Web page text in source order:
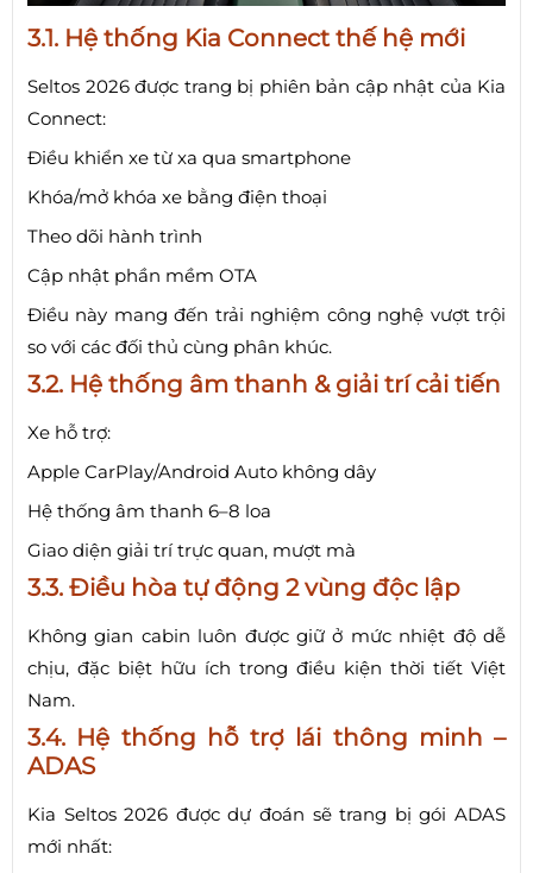
3.1. Hệ thống Kia Connect thế hệ mới
Seltos 2026 được trang bị phiên bản cập nhật của Kia
Connect:
Điều khiển xe từ xa qua smartphone
Khóa/mở khóa xe bằng điện thoại
Theo dõi hành trình
Cập nhật phần mềm OTA
Điều này mang đến trải nghiệm công nghệ vượt trội
so với các đối thủ cùng phân khúc.
3.2. Hệ thống âm thanh & giải trí cải tiến
Xe hỗ trợ:
Apple CarPlay/Android Auto không dây
Hệ thống âm thanh 6–8 loa
Giao diện giải trí trực quan, mượt mà
3.3. Điều hòa tự động 2 vùng độc lập
Không gian cabin luôn được giữ ở mức nhiệt độ dễ
chịu, đặc biệt hữu ích trong điều kiện thời tiết Việt
Nam.
3.4. Hệ thống hỗ trợ lái thông minh –
ADAS
Kia Seltos 2026 được dự đoán sẽ trang bị gói ADAS
mới nhất: